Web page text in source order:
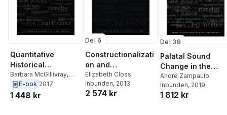
Quantitative
Historical
Linguistics
Barbara McGillivray,
Gard B. Jenset
E-bok 2017
1 448 kr
Del 6
Constructionalizati
on and
Constructional
Changes
Elizabeth Closs
Traugott,Graeme
Trousdale
Inbunden, 2013
2 574 kr
Del 38
Palatal Sound
Change in the
Romance
Languages
André Zampaulo
Inbunden, 2019
1 812 kr